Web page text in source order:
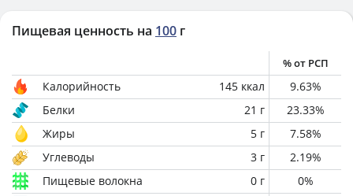
Пищевая ценность на 100 г
% от РСП
Калорийность 145 ккал 9.63%
Белки
21 г 23.33%
Жиры
5 г 7.58%
Углеводы
3 г 2.19%
Пищевые волокна
0 г 0%